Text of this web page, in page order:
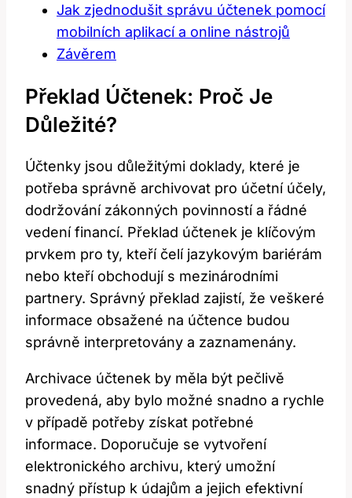
Jak ​zjednodušit správu účtenek pomocí
mobilních aplikací a ‍online nástrojů
Závěrem
Překlad Účtenek: Proč Je
Důležité?
Účtenky jsou důležitými‍ doklady, které je
potřeba správně archivovat pro účetní účely,
dodržování zákonných povinností a řádné
vedení financí.⁢ Překlad účtenek je klíčovým
prvkem ​pro ty,‍ kteří⁢ čelí jazykovým bariérám
nebo kteří obchodují s mezinárodními ​
partnery. ⁢Správný překlad zajistí, že ​veškeré
informace obsažené na‍ účtence budou
správně interpretovány a⁢ zaznamenány.
Archivace účtenek by měla být pečlivě
provedená, ‌aby bylo možné snadno a rychle
v případě potřeby získat ⁣potřebné⁤
informace. ⁢Doporučuje se‌ vytvoření
elektronického⁤ archivu, který umožní‌
snadný přístup k ‌údajům a⁤ jejich​ efektivní⁢